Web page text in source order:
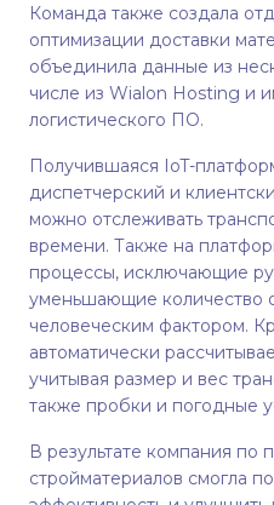
Команда также создала
оптимизации доставки
объединила данные из
числе из Wialon Hosting и
логистического ПО.
Получившаяся IoT-
диспетчерский и
можно отслеживать
времени. Также на
процессы, исключающие
уменьшающие количество
человеческим фактором.
автоматически
учитывая размер и вес
также пробки и погодные
В результате компания по
стройматериалов смогла